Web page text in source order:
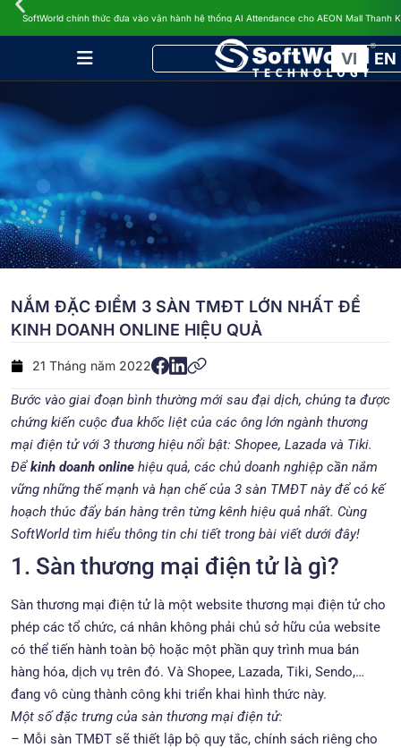
Loyalty App – Giải Pháp Tăng Doanh Thu Bền Vững Từ Khách Hàng Cũ Của SoftWorld
VI EN
TIN TỨC
NẮM ĐẶC ĐIỂM 3 SÀN TMĐT LỚN NHẤT ĐỂ
KINH DOANH ONLINE HIỆU QUẢ
21 Tháng năm 2022
Bước vào giai đoạn bình thường mới sau đại dịch, chúng ta được
chứng kiến cuộc đua khốc liệt của các ông lớn ngành thương
mại điện tử với 3 thương hiệu nổi bật: Shopee, Lazada và Tiki.
Đểkinh doanh online hiệu quả, các chủ doanh nghiệp cần nắm
vững những thế mạnh và hạn chế của 3 sàn TMĐT này để có kế
hoạch thúc đẩy bán hàng trên từng kênh hiệu quả nhất. Cùng
SoftWorld tìm hiểu thông tin chi tiết trong bài viết dưới đây!
1. Sàn thương mại điện tử là gì?
Sàn thương mại điện tử là một website thương mại điện tử cho
phép các tổ chức, cá nhân không phải chủ sở hữu của website
có thể tiến hành toàn bộ hoặc một phần quy trình mua bán
hàng hóa, dịch vụ trên đó. Và Shopee, Lazada, Tiki, Sendo,…
đang vô cùng thành công khi triển khai hình thức này.
Một số đặc trưng của sàn thương mại điện tử:
– Mỗi sàn TMĐT sẽ thiết lập bộ quy tắc, chính sách riêng cho